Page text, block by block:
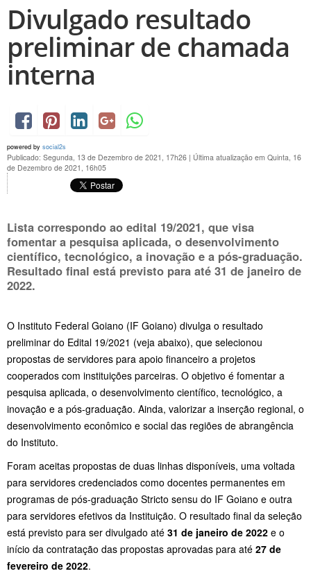
Divulgado resultado
preliminar de chamada
interna
powered by social2s
Publicado: Segunda, 13 de Dezembro de 2021, 17h26 | Última atualização em Quinta, 16
de Dezembro de 2021, 16h05
Lista correspondo ao edital 19/2021, que visa
fomentar a pesquisa aplicada, o desenvolvimento
científico, tecnológico, a inovação e a pós-graduação.
Resultado final está previsto para até 31 de janeiro de
2022.
O Instituto Federal Goiano (IF Goiano) divulga o resultado
preliminar do Edital 19/2021 (veja abaixo), que selecionou
propostas de servidores para apoio financeiro a projetos
cooperados com instituições parceiras. O objetivo é fomentar a
pesquisa aplicada, o desenvolvimento científico, tecnológico, a
inovação e a pós-graduação. Ainda, valorizar a inserção regional, o
desenvolvimento econômico e social das regiões de abrangência
do Instituto.
Foram aceitas propostas de duas linhas disponíveis, uma voltada
para servidores credenciados como docentes permanentes em
programas de pós-graduação Stricto sensu do IF Goiano e outra
para servidores efetivos da Instituição. O resultado final da seleção
está previsto para ser divulgado até 31 de janeiro de 2022 e o
início da contratação das propostas aprovadas para até 27 de
fevereiro de 2022.